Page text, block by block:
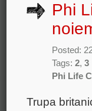
Phi
Posted:
Tags: 2, 3
Phi Life
Trupa